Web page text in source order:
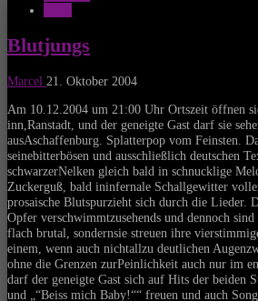
Blutjungs
Marcel 21. Oktober 2004
Am 10.12.2004 um 21:00 Uhr Ortszeit öffnen
inn,Ranstadt, und der geneigte Gast darf sie
ausAschaffenburg. Splatterpop vom Feinsten.
seinebitterbösen und ausschließlich deutschen
schwarzerNelken gleich bald in schnucklige
Zuckerguß, bald ininfernale Schallgewitter
prosaische Blutspurzieht sich durch die Lieder.
Opfer verschwimmtzusehends und dennoch
flach brutal, sondernsie streuen ihre
einem, wenn auch nichtallzu deutlichen
ohne die Grenzen zurPeinlichkeit auch nur im
darf der geneigte Gast sich auf Hits der beiden
und „“Beiss mich Baby!““ freuen und auch